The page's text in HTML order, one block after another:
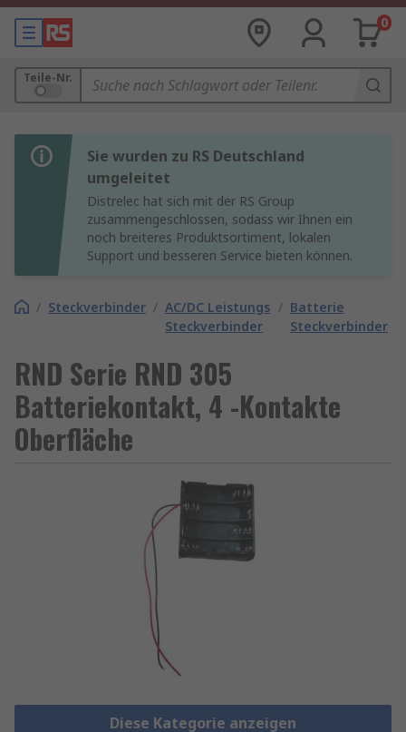
0
Teile-Nr.
Sie wurden zu RS Deutschland
umgeleitet
Distrelec hat sich mit der RS Group
zusammengeschlossen, sodass wir Ihnen ein
noch breiteres Produktsortiment, lokalen
Support und besseren Service bieten können.
/ Steckverbinder / AC/DC Leistungs
Steckverbinder
/ Batterie
Steckverbinder
RND Serie RND 305
Batteriekontakt, 4 -Kontakte
Oberfläche
Diese Kategorie anzeigen